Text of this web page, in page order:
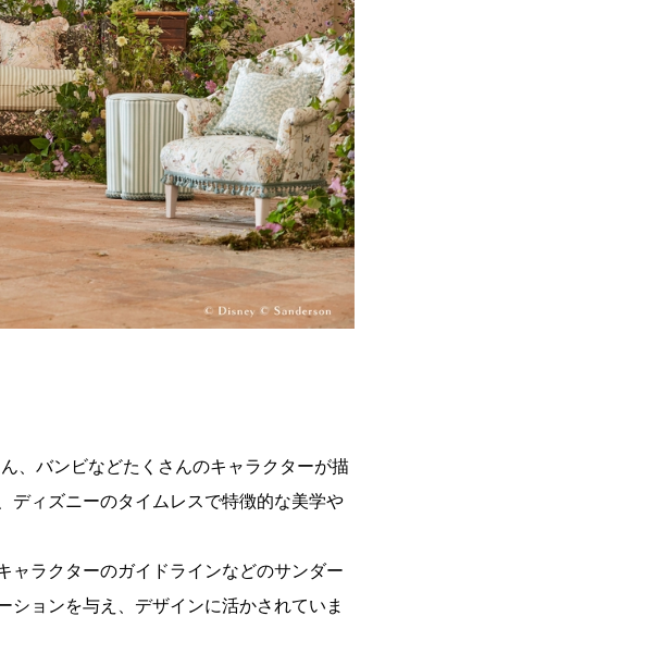
、バンビなどたくさんのキャラクターが描
ディズニーのタイムレスで特徴的な美学や
ャラクターのガイドラインなどのサンダー
ョンを与え、デザインに活かされていま